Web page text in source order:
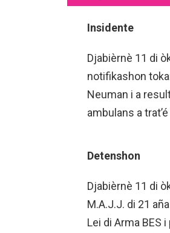
Insidente
Djabièrnè 11 di
notifikashon
Neuman i a
ambulans a
Detenshon
Djabièrnè 11 di
M.A.J.J. di 21
Lei di Arma BES